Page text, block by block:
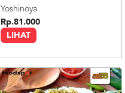
LIHAT
Yoshinoya
Rp.81.000